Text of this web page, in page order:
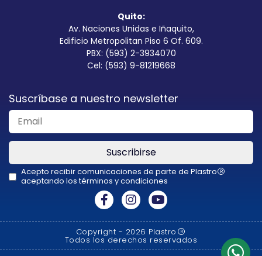
Quito:
Av. Naciones Unidas e Iñaquito,
Edificio Metropolitan Piso 6 Of. 609.
PBX: (593) 2-3934070
Cel: (593) 9-81219668
Suscríbase a nuestro newsletter
Suscribirse
Acepto recibir comunicaciones de parte de Plastro R
aceptando los términos y condiciones
should
Copyright - 2026 Plastro R
Todos los derechos reservados